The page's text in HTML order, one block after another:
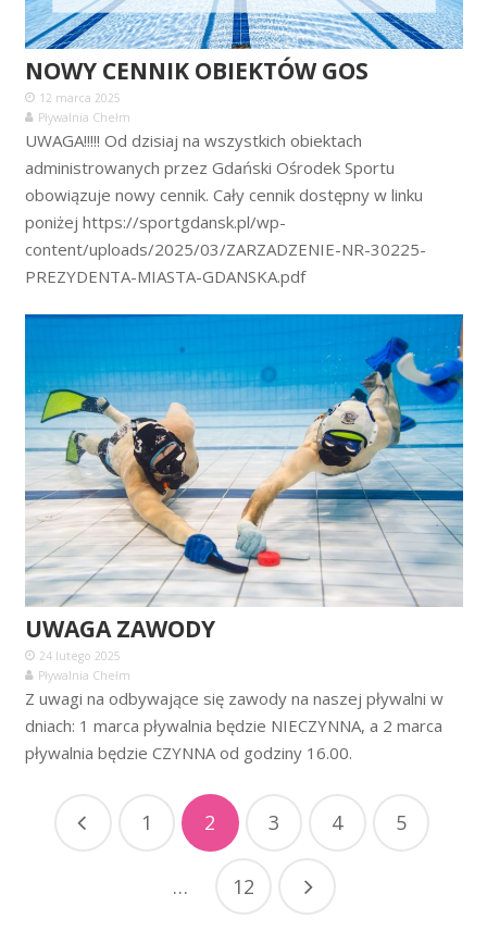
NOWY CENNIK OBIEKTÓW GOS
12 marca 2025
Pływalnia Chełm
UWAGA!!!!! Od dzisiaj na wszystkich obiektach
administrowanych przez Gdański Ośrodek Sportu
obowiązuje nowy cennik. Cały cennik dostępny w linku
poniżej https://sportgdansk.pl/wp-
content/uploads/2025/03/ZARZADZENIE-NR-30225-
PREZYDENTA-MIASTA-GDANSKA.pdf
UWAGA ZAWODY
24 lutego 2025
Pływalnia Chełm
Z uwagi na odbywające się zawody na naszej pływalni w
dniach: 1 marca pływalnia będzie NIECZYNNA, a 2 marca
pływalnia będzie CZYNNA od godziny 16.00.
1 2 3 4 5
… 12